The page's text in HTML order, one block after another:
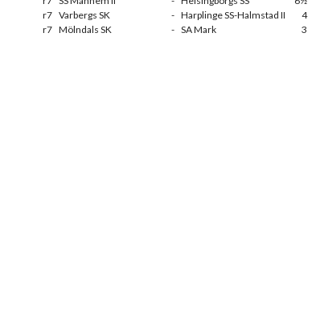
r7 Varbergs SK - Harplinge SS-Halmstad II 4
r7 Mölndals SK - SA Mark 3